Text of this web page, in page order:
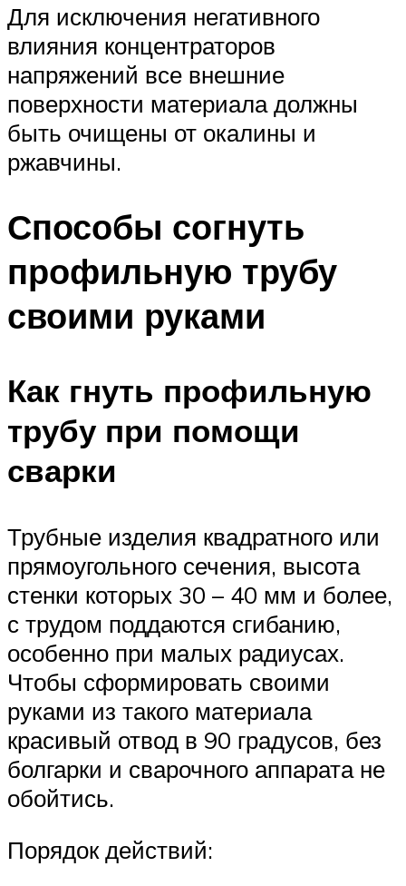
Для исключения негативного
влияния концентраторов
напряжений все внешние
поверхности материала должны
быть очищены от окалины и
ржавчины.
Способы согнуть
профильную трубу
своими руками
Как гнуть профильную
трубу при помощи
сварки
Трубные изделия квадратного или
прямоугольного сечения, высота
стенки которых 30 – 40 мм и более,
с трудом поддаются сгибанию,
особенно при малых радиусах.
Чтобы сформировать своими
руками из такого материала
красивый отвод в 90 градусов, без
болгарки и сварочного аппарата не
обойтись.
Порядок действий: